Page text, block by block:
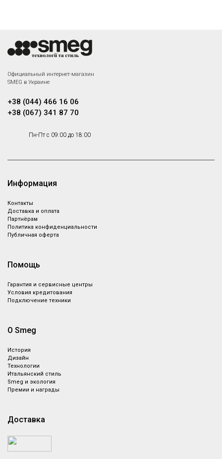
Официальный интернет-магазин
SMEG в Украине
+38 (044) 466 16 06
+38 (067) 341 87 70
Пн-Пт с 09:00 до 18:00
Информация
Контакты
Доставка и оплата
Партнёрам
Политика конфиденциальности
Публичная оферта
Помощь
Гарантия и сервисные центры
Условия кредитования
Подключение техники
О Smeg
История
Дизайн
Технологии
Итальянский стиль
Smeg и экология
Премии и награды
Доставка